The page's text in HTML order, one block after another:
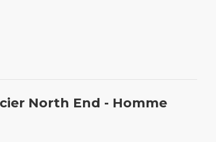
North End - Homme